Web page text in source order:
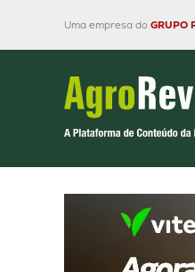
Uma empresa do GRUPO